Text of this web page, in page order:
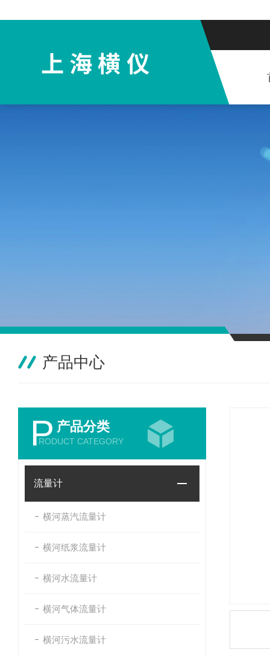
产品中心
P 产品分类
RODUCT CATEGORY
流量计
横河蒸汽流量计
横河纸浆流量计
横河水流量计
横河气体流量计
横河污水流量计